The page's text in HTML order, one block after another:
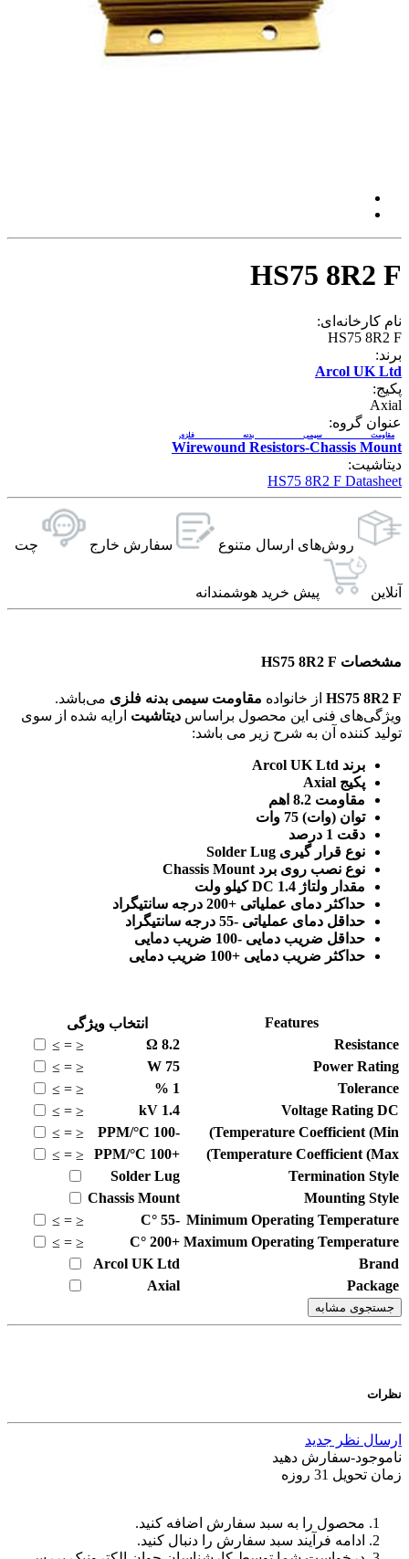
HS75 8R2 F
نام کارخانه‌ای:
HS75 8R2 F
برند:
Arcol UK Ltd
پکیج:
Axial
عنوان گروه:
Wirewound Resistors-Chassis Mount
مقاومت سیمی بدنه فلزی
دیتاشیت:
HS75 8R2 F Datasheet
روش‌های ارسال‌ متنوع سفارش خارج چت
آنلاین پیش خرید هوشمندانه
مشخصات HS75 8R2 F
HS75 8R2 F از خانواده مقاومت سیمی بدنه فلزی می‌باشد.
ویژگی‌های فنی این محصول براساس دیتاشیت ارایه شده از سوی
تولید کننده آن به شرح زیر می باشد:
برند Arcol UK Ltd
پکیج Axial
مقاومت 8.2 اهم
توان (وات) 75 وات
دقت 1 درصد
نوع قرار گیری Solder Lug
نوع نصب روی برد Chassis Mount
مقدار ولتاژ DC 1.4 کیلو ولت
حداکثر دمای عملیاتی +200 درجه سانتیگراد
حداقل دمای عملیاتی -55 درجه سانتیگراد
حداقل ضریب دمایی -100 ضریب دمایی
حداکثر ضریب دمایی +100 ضریب دمایی
Features
انتخاب ویژگی
Resistance
8.2
Ω
≤
=
≥
Power Rating
75
W
≤
=
≥
Tolerance
1
%
≤
=
≥
Voltage Rating DC
1.4
kV
≤
=
≥
Temperature Coefficient (Min)
-100
PPM/°C
≤
=
≥
Temperature Coefficient (Max)
+100
PPM/°C
≤
=
≥
Termination Style
Solder Lug
Mounting Style
Chassis Mount
Minimum Operating Temperature
-55
°C
≤
=
≥
Maximum Operating Temperature
+200
°C
≤
=
≥
Brand
Arcol UK Ltd
Package
Axial
جستجوی مشابه
نظرات
ارسال نظر جدید
ناموجود-سفارش دهید
زمان تحویل 31 روزه
محصول را به سبد سفارش اضافه کنید.
ادامه فرآیند سبد سفارش را دنبال کنید.